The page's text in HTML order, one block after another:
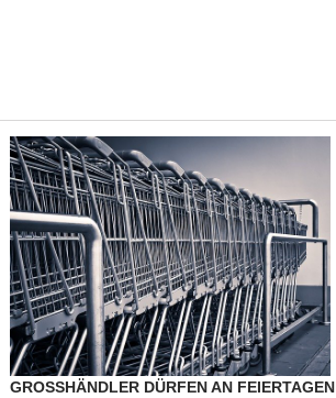
GROSSHÄNDLER DÜRFEN AN FEIERTAGEN Ö